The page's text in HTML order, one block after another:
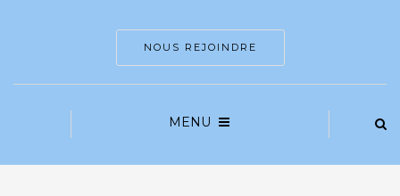
NOUS REJOINDRE
MENU